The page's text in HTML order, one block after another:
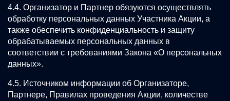
4.4. Организатор и Партнер обязуются осуществлять
обработку персональных данных Участника Акции, а
также обеспечить конфиденциальность и защиту
обрабатываемых персональных данных в
соответствии с требованиями Закона «О персональных
данных».
4.5. Источником информации об Организаторе,
Партнере, Правилах проведения Акции, количестве